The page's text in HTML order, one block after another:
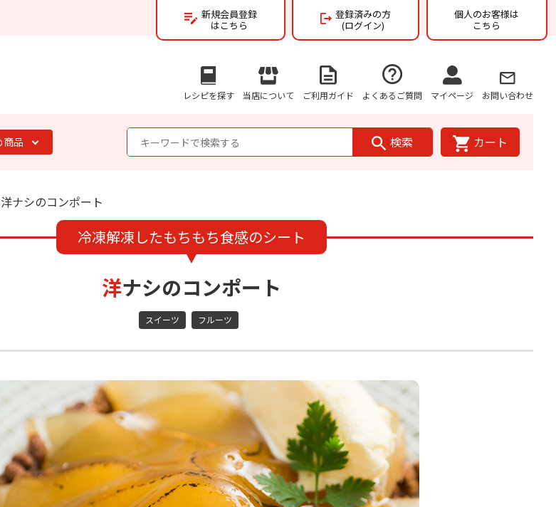
新規会員登録
はこちら
登録済みの方
(ログイン)
個人のお客様は
こちら
レシピを探す 当店について ご利用ガイド よくあるご質問 マイページ お問い合わせ
商品 検索 カート
洋ナシのコンポート
冷凍解凍したもちもち食感のシート
洋ナシのコンポート
スイーツ フルーツ